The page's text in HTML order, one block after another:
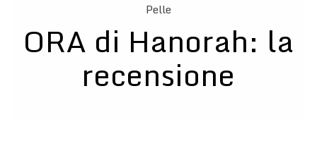
Pelle
ORA di Hanorah: la
recensione